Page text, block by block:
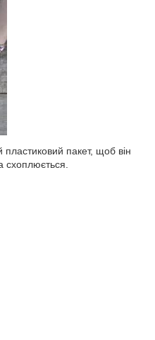
пластиковий пакет, щоб він